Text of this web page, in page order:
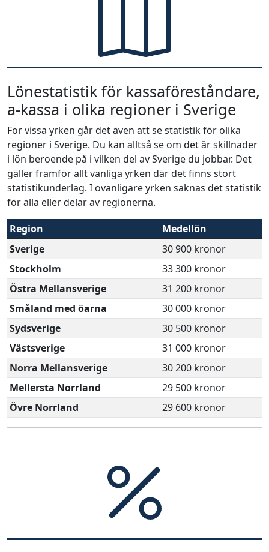
Lönestatistik för kassaföreståndare,
a-kassa i olika regioner i Sverige
För vissa yrken går det även att se statistik för olika
regioner i Sverige. Du kan alltså se om det är skillnader
i lön beroende på i vilken del av Sverige du jobbar. Det
gäller framför allt vanliga yrken där det finns stort
statistikunderlag. I ovanligare yrken saknas det statistik
för alla eller delar av regionerna.
Region
Medellön
Sverige
30 900 kronor
Stockholm
33 300 kronor
Östra Mellansverige
31 200 kronor
Småland med öarna
30 000 kronor
Sydsverige
30 500 kronor
Västsverige
31 000 kronor
Norra Mellansverige
30 200 kronor
Mellersta Norrland
29 500 kronor
Övre Norrland
29 600 kronor